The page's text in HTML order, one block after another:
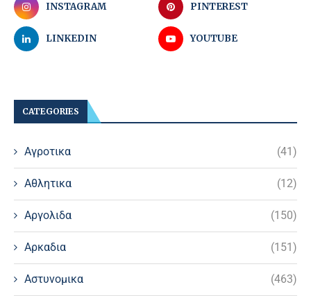
INSTAGRAM PINTEREST
LINKEDIN YOUTUBE
CATEGORIES
Αγροτικα (41)
Αθλητικα (12)
Αργολιδα (150)
Αρκαδια (151)
Αστυνομικα (463)